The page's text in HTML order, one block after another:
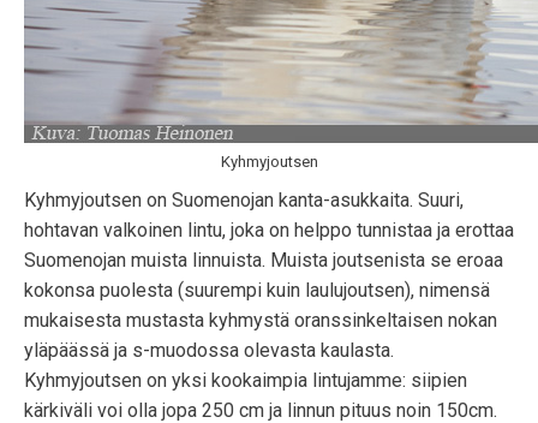
Kyhmyjoutsen
Kyhmyjoutsen on Suomenojan kanta-asukkaita. Suuri,
hohtavan valkoinen lintu, joka on helppo tunnistaa ja erottaa
Suomenojan muista linnuista. Muista joutsenista se eroaa
kokonsa puolesta (suurempi kuin laulujoutsen), nimensä
mukaisesta mustasta kyhmystä oranssinkeltaisen nokan
yläpäässä ja s-muodossa olevasta kaulasta.
Kyhmyjoutsen on yksi kookaimpia lintujamme: siipien
kärkiväli voi olla jopa 250 cm ja linnun pituus noin 150cm.